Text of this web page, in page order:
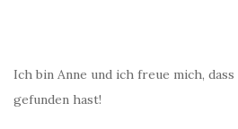
Ich bin Anne und ich freue mich,
gefunden hast!